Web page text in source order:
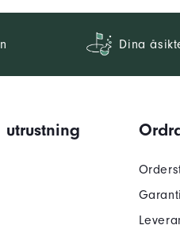
Dina